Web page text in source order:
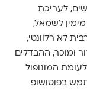
לעריכת
לשמאל,
לא רלוונטי,
ומוכר, ההבדלים
המונופול
בפוטושופ